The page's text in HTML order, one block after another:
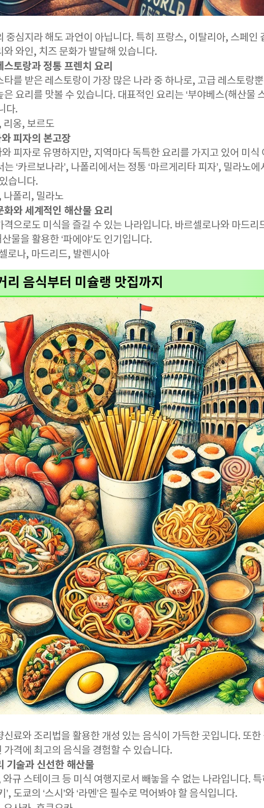
중심지라 해도 과언이 아닙니다. 특히 프랑스, 이탈리아, 스페인
와 와인, 치즈 문화가 발달해 있습니다.
토랑과 정통 프렌치 요리
타를 받은 레스토랑이 가장 많은 나라 중 하나로, 고급 레스토랑
요리를 맛볼 수 있습니다. 대표적인 요리는 ‘부야베스(해산물 스
다.
리옹, 보르도
피자의 본고장
피자로 유명하지만, 지역마다 독특한 요리를 가지고 있어 미식
‘카르보나라’, 나폴리에서는 정통 ‘마르게리타 피자’, 밀라노에
습니다.
나폴리, 밀라노
와 세계적인 해산물 요리
격으로도 미식을 즐길 수 있는 나라입니다. 바르셀로나와 마드리
물을 활용한 ‘파에야’도 인기입니다.
로나, 마드리드, 발렌시아
리 음식부터 미슐랭 맛집까지
신료와 조리법을 활용한 개성 있는 음식이 가득한 곳입니다. 또
가격에 최고의 음식을 경험할 수 있습니다.
기술과 신선한 해산물
규 스테이크 등 미식 여행지로서 빼놓을 수 없는 나라입니다. 특
’, 도쿄의 ‘스시’와 ‘라멘’은 필수로 먹어봐야 할 음식입니다.